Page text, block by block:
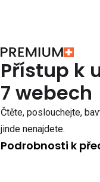
Přístup k
7 webech
Čtěte, poslouchejte,
jinde nenajdete.
Podrobnosti k